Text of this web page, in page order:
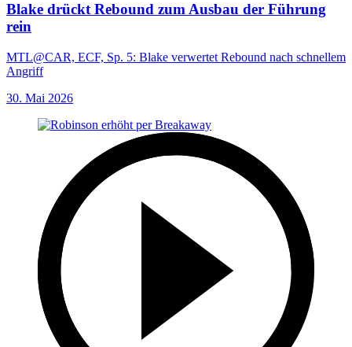
Blake drückt Rebound zum Ausbau der Führung
rein
MTL@CAR, ECF, Sp. 5: Blake verwertet Rebound nach schnellem
Angriff
30. Mai 2026